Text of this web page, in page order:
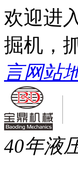
欢迎进
掘机，
言网站
40年液